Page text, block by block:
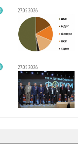
27.05.2026
27.05.2026